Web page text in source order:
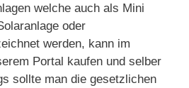
welche auch als Mini
oder
werden, kann im
Portal kaufen und selber
sollte man die gesetzlichen